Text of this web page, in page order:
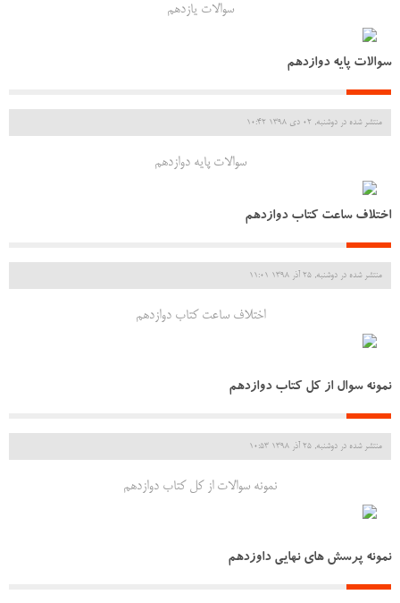
سوالات یازدهم
سوالات پایه دوازدهم
منتشر شده در دوشنبه, 02 دی 1398 10:42
سوالات پایه دوازدهم
اختلاف ساعت کتاب دوازدهم
منتشر شده در دوشنبه, 25 آذر 1398 11:01
اختلاف ساعت کتاب دوازدهم
نمونه سوال از کل کتاب دوازدهم
منتشر شده در دوشنبه, 25 آذر 1398 10:53
نمونه سوالات از کل کتاب دوازدهم
نمونه پرسش های نهایی داوزدهم